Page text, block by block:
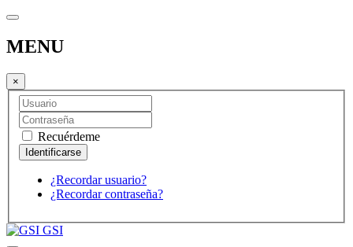
MENU
×
Recuérdeme
¿Recordar usuario?
¿Recordar contraseña?
GSI